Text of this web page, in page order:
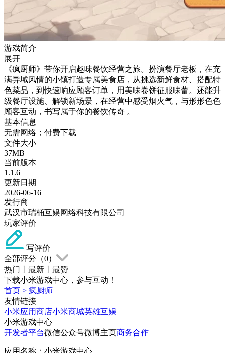
游戏简介
展开
《疯厨师》带你开启趣味餐饮经营之旅。扮演餐厅老板，在充
满异域风情的小镇打造专属美食店，从挑选新鲜食材、搭配特
色菜品，到快速响应顾客订单，用美味卷饼征服味蕾。还能升
级餐厅设施、解锁新场景，在经营中感受烟火气，与形形色色
顾客互动，书写属于你的餐饮传奇 。
基本信息
无需网络；付费下载
文件大小
37MB
当前版本
1.1.6
更新日期
2026-06-16
发行商
武汉市瑞桶互娱网络科技有限公司
玩家评价
写评价
全部评分（0）
热门
最新
最赞
下载小米游戏中心，参与互动！
首页 > 疯厨师
友情链接
小米应用商店小米商城英雄互娱
小米游戏中心
开发者平台微信公众号微博主页商务合作
应用名称：小米游戏中心